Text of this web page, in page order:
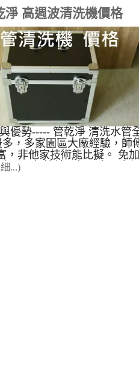
淨 高週波清洗機價格
優勢----- 管乾淨 清洗水管
，多家園區大廠經驗，師
，非他家技術能比擬。 免加
面，無管銷，無壓力，市場
...)